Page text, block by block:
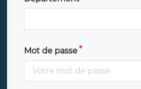
Mot de passe